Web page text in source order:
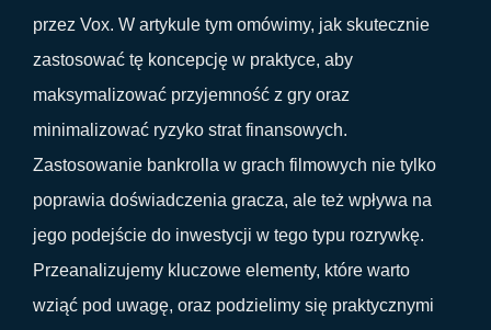
przez Vox. W artykule tym omówimy, jak skutecznie
zastosować tę koncepcję w praktyce, aby
maksymalizować przyjemność z gry oraz
minimalizować ryzyko strat finansowych.
Zastosowanie bankrolla w grach filmowych nie tylko
poprawia doświadczenia gracza, ale też wpływa na
jego podejście do inwestycji w tego typu rozrywkę.
Przeanalizujemy kluczowe elementy, które warto
wziąć pod uwagę, oraz podzielimy się praktycznymi